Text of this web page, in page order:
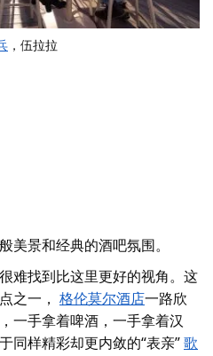
，伍拉拉
美景和经典的酒吧氛围。
难找到比这里更好的视角。这
之一， 格伦莫尔酒店一路欣
一手拿着啤酒，一手拿着汉
同样精彩却更内敛的“表亲”歌